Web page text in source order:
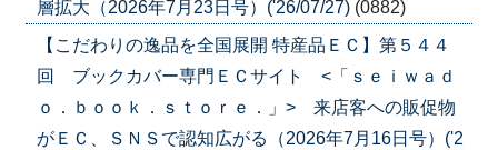
層拡大（2026年7月23日号）('26/07/27) (0882)
【こだわりの逸品を全国展開 特産品ＥＣ】第５４４
回 ブックカバー専門ＥＣサイト <「ｓｅｉｗａｄ
ｏ．ｂｏｏｋ．ｓｔｏｒｅ．」> 来店客への販促物
がＥＣ、ＳＮＳで認知広がる（2026年7月16日号）('2